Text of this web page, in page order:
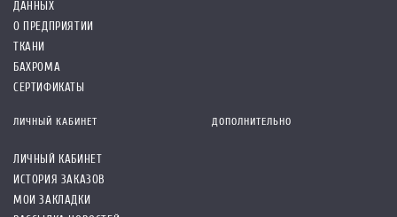
ДАННЫХ
О ПРЕДПРИЯТИИ
ТКАНИ
БАХРОМА
СЕРТИФИКАТЫ
ЛИЧНЫЙ КАБИНЕТ
ЛИЧНЫЙ КАБИНЕТ
ИСТОРИЯ ЗАКАЗОВ
МОИ ЗАКЛАДКИ
ДОПОЛНИТЕЛЬНО